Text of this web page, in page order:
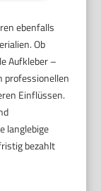
ebenfalls
Ob
Aufkleber –
professionellen
Einflüssen.
langlebige
bezahlt